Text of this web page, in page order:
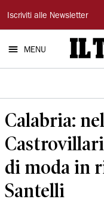
Il
Tirreno
Iscriviti alle Newsletter
MENU
Calabria:
di moda in
Santelli